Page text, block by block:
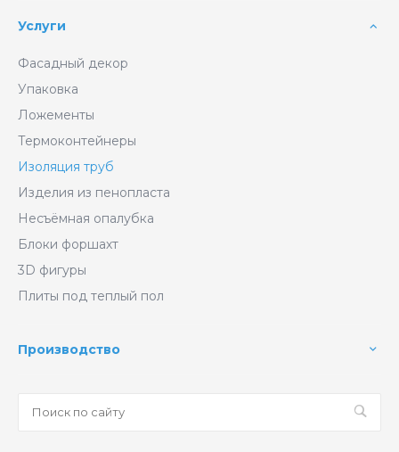
Услуги
Фасадный декор
Упаковка
Ложементы
Термоконтейнеры
Изоляция труб
Изделия из пенопласта
Несъёмная опалубка
Блоки форшахт
3D фигуры
Плиты под теплый пол
Производство